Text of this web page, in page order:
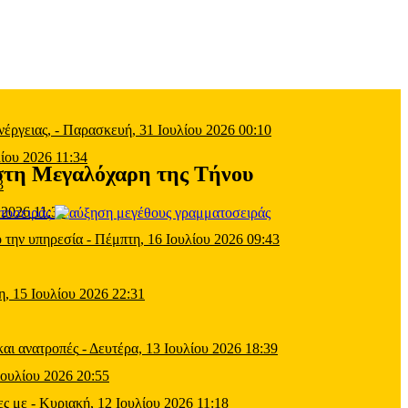
- Παρασκευή, 31 Ιουλίου 2026 00:10
2026 11:34
11:39
υπηρεσία - Πέμπτη, 16 Ιουλίου 2026 09:43
15 Ιουλίου 2026 22:31
ανατροπές -Δευτέρα, 13 Ιουλίου 2026 18:39
2026 20:55
με - Κυριακή, 12 Ιουλίου 2026 11:18
Μεγαλόχαρη της Τήνου